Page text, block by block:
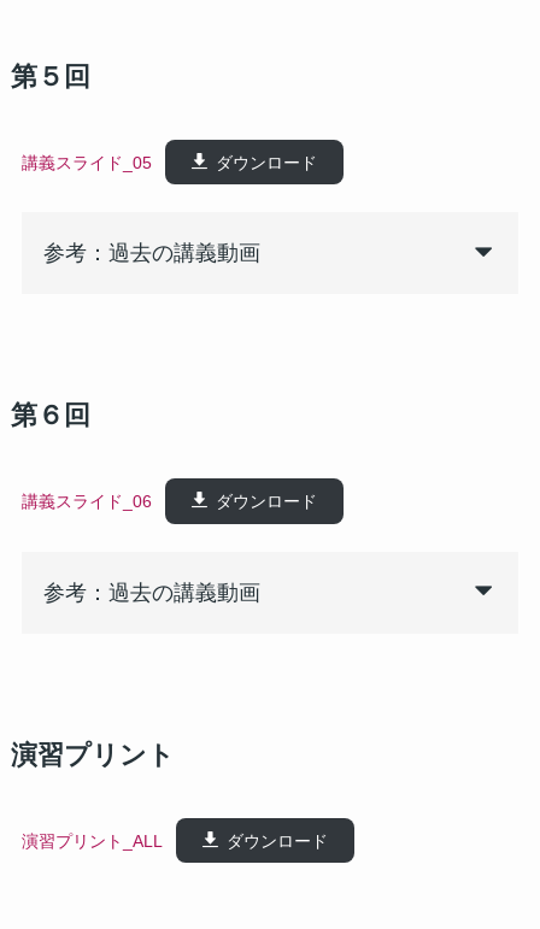
第５回
講義スライド_05 ダウンロード
参考：過去の講義動画
第６回
講義スライド_06 ダウンロード
参考：過去の講義動画
演習プリント
演習プリント_ALL ダウンロード